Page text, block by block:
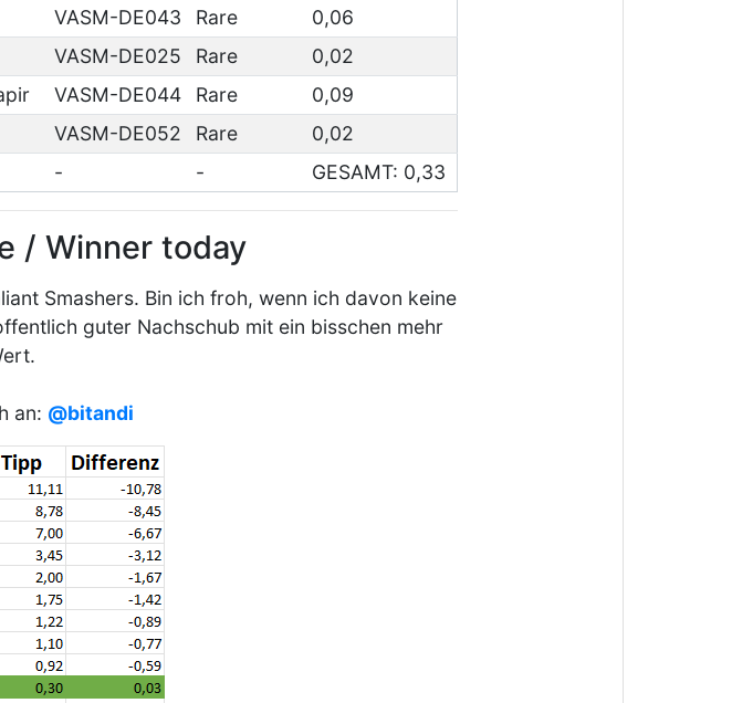
VASM-DE043 Rare
0,06
VASM-DE025 Rare
0,02
VASM-DE044 Rare
0,09
VASM-DE052 Rare
0,02
- - GESAMT: 0,33
/ Winner today
Smashers. Bin ich froh, wenn ich davon keine
guter Nachschub mit ein bisschen mehr
an: @bitandi